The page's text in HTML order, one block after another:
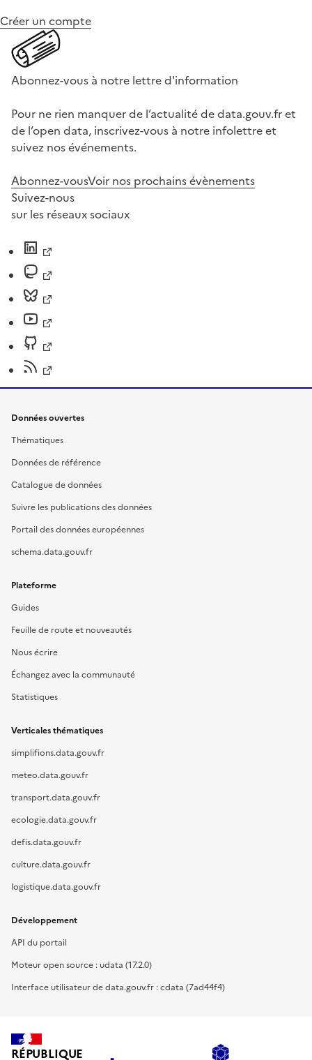
Créer un compte
Abonnez-vous à notre lettre d'information
Pour ne rien manquer de l’actualité de data.gouv.fr et
de l’open data, inscrivez-vous à notre infolettre et
suivez nos événements.
Abonnez-vousVoir nos prochains évènements
Suivez-nous
sur les réseaux sociaux
Données ouvertes
Thématiques
Données de référence
Catalogue de données
Suivre les publications des données
Portail des données européennes
schema.data.gouv.fr
Plateforme
Guides
Feuille de route et nouveautés
Nous écrire
Échangez avec la communauté
Statistiques
Verticales thématiques
simplifions.data.gouv.fr
meteo.data.gouv.fr
transport.data.gouv.fr
ecologie.data.gouv.fr
defis.data.gouv.fr
culture.data.gouv.fr
logistique.data.gouv.fr
Développement
API du portail
Moteur open source : udata (17.2.0)
Interface utilisateur de data.gouv.fr : cdata (7ad44f4)
RÉPUBLIQUE